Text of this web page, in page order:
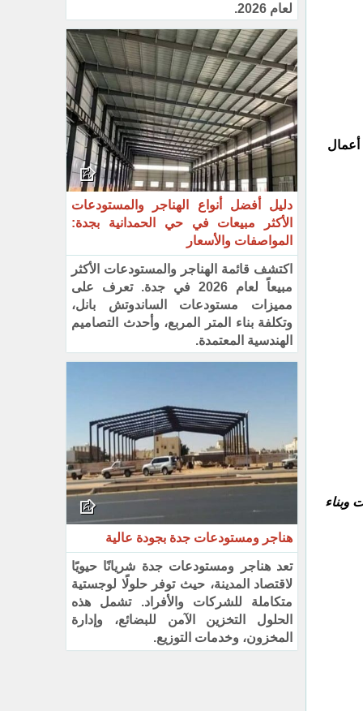
أعمال
وبناء
لعام 2026.
دليل أفضل أنواع الهناجر والمستودعات
الأكثر مبيعات في حي الحمدانية بجدة:
المواصفات والأسعار
اكتشف قائمة الهناجر والمستودعات الأكثر
مبيعاً لعام 2026 في جدة. تعرف على
مميزات مستودعات الساندوتش بانل،
وتكلفة بناء المتر المربع، وأحدث التصاميم
الهندسية المعتمدة.
هناجر ومستودعات جدة بجودة عالية
تعد هناجر ومستودعات جدة شريانًا حيويًا
لاقتصاد المدينة، حيث توفر حلولًا لوجستية
متكاملة للشركات والأفراد. تشمل هذه
الحلول التخزين الآمن للبضائع، وإدارة
المخزون، وخدمات التوزيع.